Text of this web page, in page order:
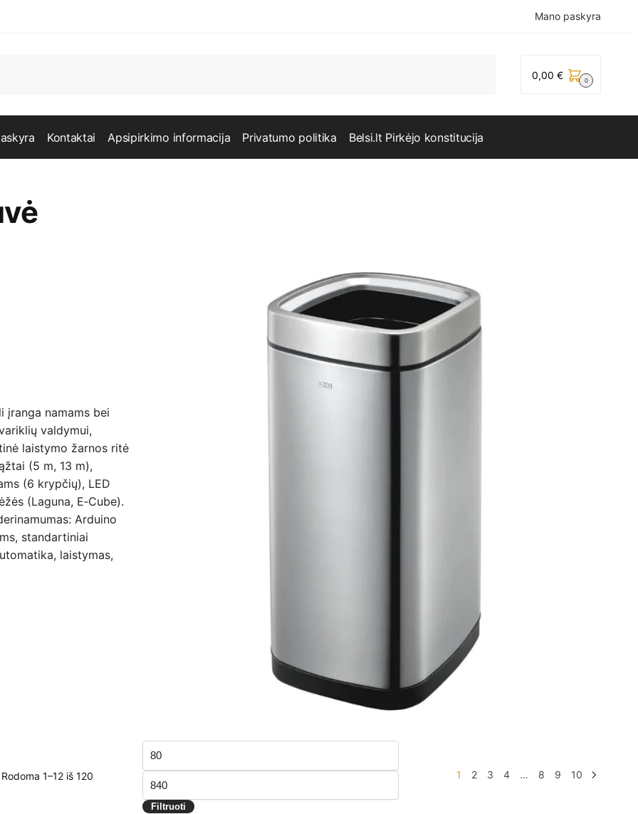
Mano paskyra
0,00 € 0
Kontaktai Apsipirkimo informacija Privatumo politika Belsi.lt Pirkėjo konstitucija
įranga namams bei
valdymui,
laistymo žarnos ritė
(5 m, 13 m),
(6 krypčių), LED
(Laguna, E‑Cube).
Arduino
standartiniai
laistymas,
Rodoma 1–12 iš 120
Filtruoti
pagal
kainą
Min
kaina
Maks
kaina
Filtruoti
1 2 3 4 … 8 9 10